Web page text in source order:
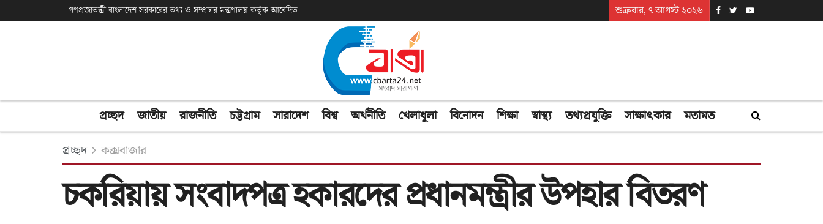
গণপ্রজাতন্ত্রী বাংলাদেশ সরকারের তথ্য ও সম্প্রচার মন্ত্রণালয় কর্তৃক আবেদিত শুক্রবার, ৭ আগস্ট ২০২৬
প্রচ্ছদ জাতীয় রাজনীতি চট্টগ্রাম সারাদেশ বিশ্ব অর্থনীতি খেলাধুলা বিনোদন শিক্ষা স্বাস্থ্য তথ্যপ্রযুক্তি সাক্ষাৎকার মতামত
প্রচ্ছদ কক্সবাজার
চকরিয়ায় সংবাদপত্র হকারদের প্রধানমন্ত্রীর উপহার বিতরণ